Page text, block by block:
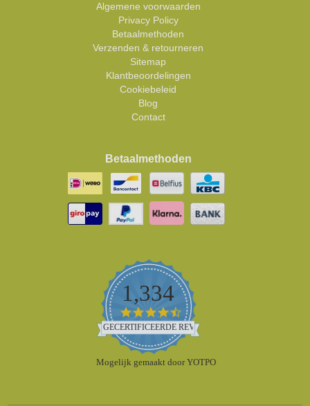
Algemene voorwaarden
Privacy Policy
Betaalmethoden
Verzenden & retourneren
Sitemap
Klantbeoordelingen
Cookiebeleid
Blog
Contact
Betaalmethoden
1,334
4.5
star
rating
GECERTIFICEERDE REVIEWS
Mogelijk gemaakt door YOTPO